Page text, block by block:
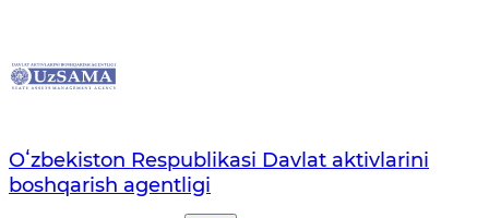
Oʻzbekiston Respublikasi Davlat aktivlarini
boshqarish agentligi